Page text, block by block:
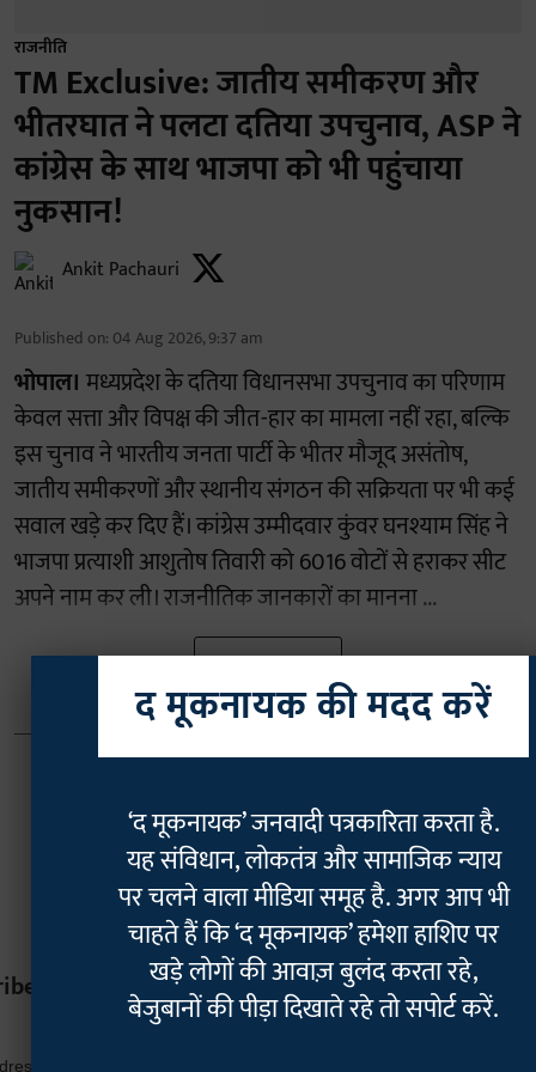
राजनीति
TM Exclusive: जातीय समीकरण और
भीतरघात ने पलटा दतिया उपचुनाव, ASP ने
कांग्रेस के साथ भाजपा को भी पहुंचाया
नुकसान!
Ankit Pachauri
Published on: 04 Aug 2026, 9:37 am
भोपाल। मध्यप्रदेश के दतिया विधानसभा उपचुनाव का परिणाम
केवल सत्ता और विपक्ष की जीत-हार का मामला नहीं रहा, बल्कि
इस चुनाव ने भारतीय जनता पार्टी के भीतर मौजूद असंतोष,
जातीय समीकरणों और स्थानीय संगठन की सक्रियता पर भी कई
सवाल खड़े कर दिए हैं। कांग्रेस उम्मीदवार कुंवर घनश्याम सिंह ने
भाजपा प्रत्याशी आशुतोष तिवारी को 6016 वोटों से हराकर सीट
अपने नाम कर ली। राजनीतिक जानकारों का मानना ...
Read More
द मूकनायक की मदद करें
‘द मूकनायक’ जनवादी पत्रकारिता करता है.
यह संविधान, लोकतंत्र और सामाजिक न्याय
पर चलने वाला मीडिया समूह है. अगर आप भी
चाहते हैं कि ‘द मूकनायक’ हमेशा हाशिए पर
खड़े लोगों की आवाज़ बुलंद करता रहे,
बेजुबानों की पीड़ा दिखाते रहे तो सपोर्ट करें.